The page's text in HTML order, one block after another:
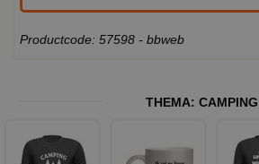
Productcode: 57598 - bbweb
THEMA: CAMPING